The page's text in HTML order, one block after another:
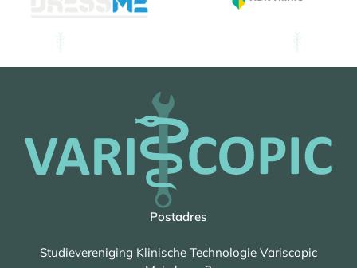
Postadres
Studievereniging Klinische Technologie Variscopic